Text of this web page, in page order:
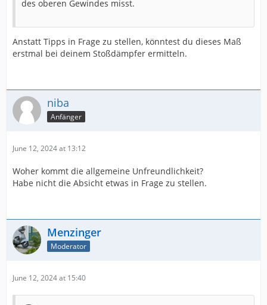
des oberen Gewindes misst.
Anstatt Tipps in Frage zu stellen, könntest du dieses Maß
erstmal bei deinem Stoßdämpfer ermitteln.
niba
Anfänger
June 12, 2024 at 13:12
Woher kommt die allgemeine Unfreundlichkeit?
Habe nicht die Absicht etwas in Frage zu stellen.
Menzinger
Moderator
June 12, 2024 at 15:40